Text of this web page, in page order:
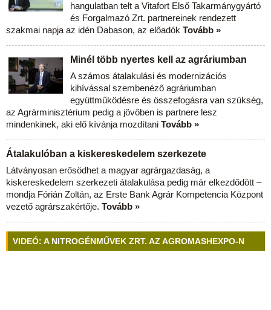
hangulatban telt a Vitafort Első Takarmánygyártó
és Forgalmazó Zrt. partnereinek rendezett
szakmai napja az idén Dabason, az előadók Tovább »
Minél több nyertes kell az agráriumban
A számos átalakulási és modernizációs
kihívással szembenéző agráriumban
együttműködésre és összefogásra van szükség,
az Agrárminisztérium pedig a jövőben is partnere lesz
mindenkinek, aki elő kívánja mozdítani Tovább »
Átalakulóban a kiskereskedelem szerkezete
Látványosan erősödhet a magyar agrárgazdaság, a
kiskereskedelem szerkezeti átalakulása pedig már elkezdődött –
mondja Fórián Zoltán, az Erste Bank Agrár Kompetencia Központ
vezető agrárszakértője. Tovább »
VIDEÓ: A NITROGÉNMŰVEK ZRT. AZ AGROMASHEXPO-N